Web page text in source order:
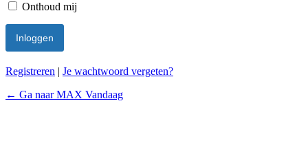
Onthoud mij
Registreren | Je wachtwoord vergeten?
← Ga naar MAX Vandaag